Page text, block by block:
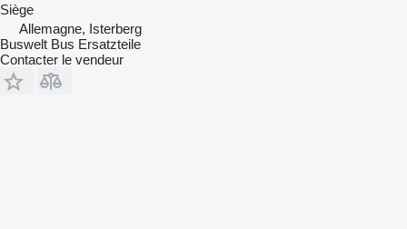
Siège
Allemagne, Isterberg
Buswelt Bus Ersatzteile
Contacter le vendeur